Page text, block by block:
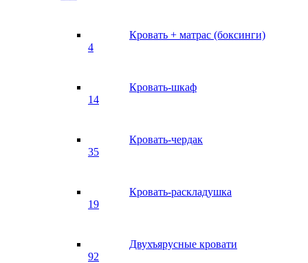
Кровать + матрас (боксинги)
4
Кровать-шкаф
14
Кровать-чердак
35
Кровать-раскладушка
19
Двухъярусные кровати
92